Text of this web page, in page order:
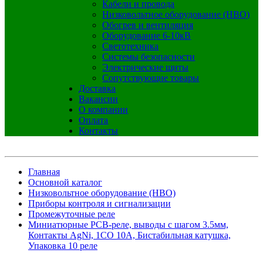
Кабели и провода
Низковольтное оборудование (НВО)
Обогрев и вентиляция
Оборудование 6-10кВ
Светотехника
Системы безопасности
Электрические щиты
Сопутствующие товары
Доставка
Вакансии
О компании
Оплата
Контакты
Главная
Основной каталог
Низковольтное оборудование (НВО)
Приборы контроля и сигнализации
Промежуточные реле
Миниатюрные PCB-реле, выводы с шагом 3.5мм,
Контакты AgNi, 1CO 10A, Бистабильная катушка,
Упаковка 10 реле